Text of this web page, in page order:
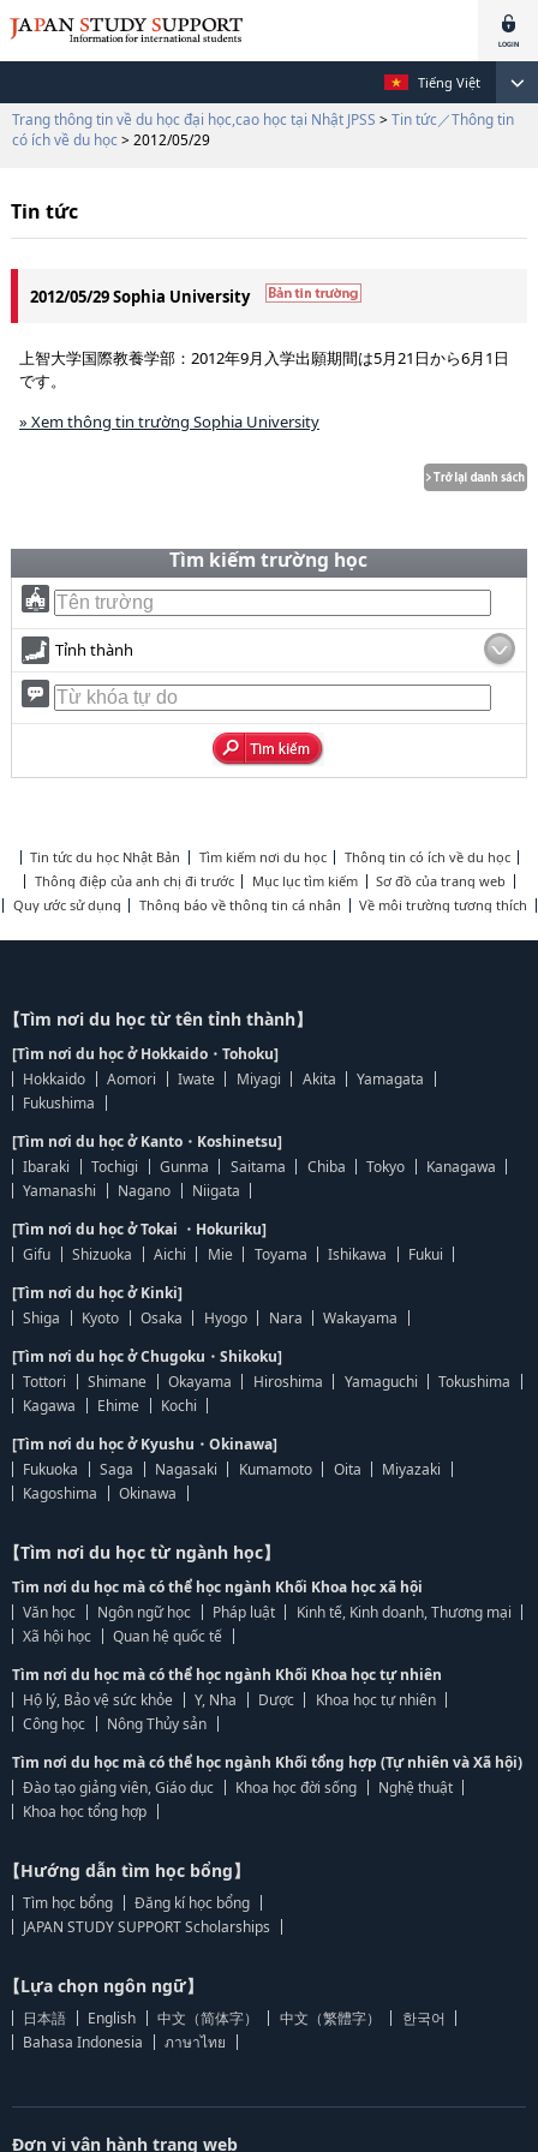
Tiếng Việt
Trang thông tin về du học đại học,cao học tại Nhật JPSS > Tin tức／Thông tin
có ích về du học > 2012/05/29
Tin tức
2012/05/29 Sophia University
上智大学国際教養学部：2012年9月入学出願期間は5月21日から6月1日
です。
» Xem thông tin trường Sophia University
Tìm kiếm trường học
Tỉnh thành
Tin tức du học Nhật Bản Tìm kiếm nơi du học
Thông tin có ích về du học
Thông điệp của anh chị đi trước
Mục lục tìm kiếm
Sơ đồ của trang web
Quy ước sử dụng
Thông báo về thông tin cá nhân Về môi trường tương thích
【Tìm nơi du học từ tên tỉnh thành】
[Tìm nơi du học ở Hokkaido・Tohoku]
Hokkaido
Aomori Iwate Miyagi Akita
Yamagata
Fukushima
[Tìm nơi du học ở Kanto・Koshinetsu]
Ibaraki
Tochigi Gunma Saitama Chiba Tokyo
Kanagawa
Yamanashi
Nagano
Niigata
[Tìm nơi du học ở Tokai ・Hokuriku]
Gifu
Shizuoka Aichi Mie Toyama Ishikawa
Fukui
[Tìm nơi du học ở Kinki]
Shiga
Kyoto Osaka Hyogo Nara
Wakayama
[Tìm nơi du học ở Chugoku・Shikoku]
Tottori
Shimane Okayama Hiroshima Yamaguchi
Tokushima
Kagawa
Ehime
Kochi
[Tìm nơi du học ở Kyushu・Okinawa]
Fukuoka
Saga Nagasaki Kumamoto Oita
Miyazaki
Kagoshima
Okinawa
【Tìm nơi du học từ ngành học】
Tìm nơi du học mà có thể học ngành Khối Khoa học xã hội
Văn học
Ngôn ngữ học Pháp luật
Kinh tế, Kinh doanh, Thương mại
Xã hội học
Quan hệ quốc tế
Tìm nơi du học mà có thể học ngành Khối Khoa học tự nhiên
Hộ lý, Bảo vệ sức khỏe
Y, Nha Dược
Khoa học tự nhiên
Công học
Nông Thủy sản
Tìm nơi du học mà có thể học ngành Khối tổng hợp (Tự nhiên và Xã hội)
Đào tạo giảng viên, Giáo dục
Khoa học đời sống
Nghệ thuật
Khoa học tổng hợp
【Hướng dẫn tìm học bổng】
Tìm học bổng
Đăng kí học bổng
JAPAN STUDY SUPPORT Scholarships
【Lựa chọn ngôn ngữ】
日本語 English 中文（简体字） 中文（繁體字）
한국어
Bahasa Indonesia
ภาษาไทย
Đơn vị vận hành trang web